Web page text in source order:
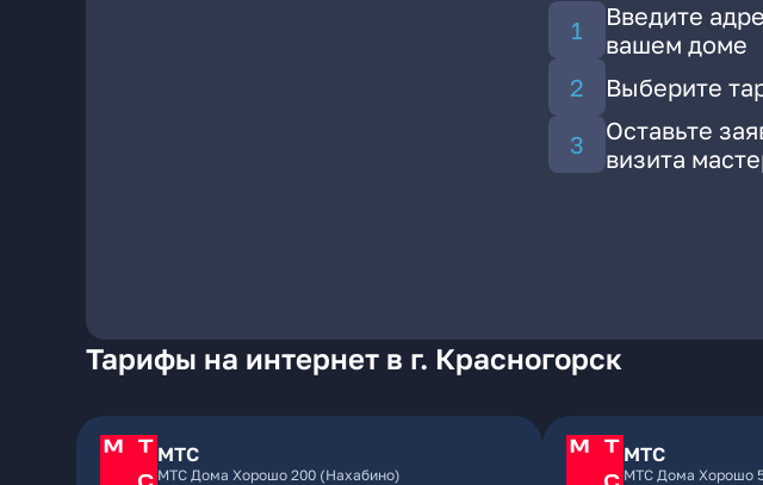
Введите
вашем доме
Выберите
Оставьте
визита
Тарифы на интернет в г. Красногорск
МТС
МТС Дома Хорошо 200 (Нахабино)
МТС
МТС Дома Хорошо